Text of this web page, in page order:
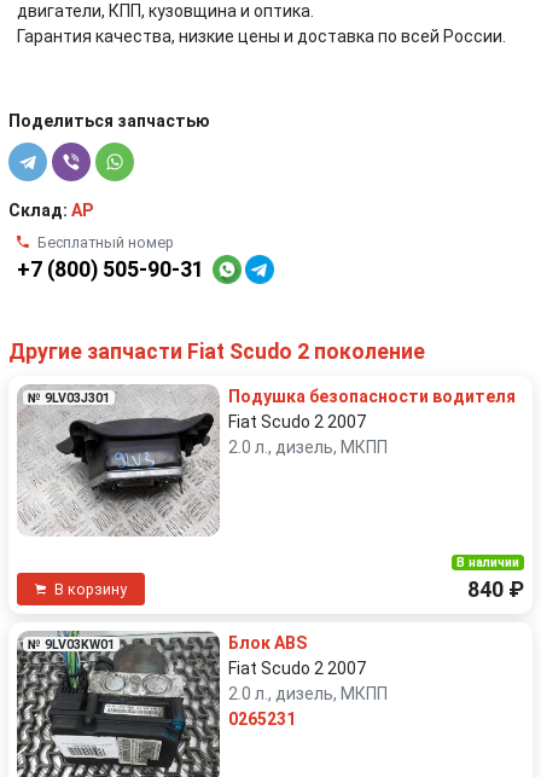
двигатели, КПП, кузовщина и оптика.
Гарантия качества, низкие цены и доставка по всей России.
Поделиться запчастью
Склад: AP
Бесплатный номер
+7 (800) 505-90-31
Другие запчасти Fiat Scudo 2 поколение
№ 9LV03J301
Подушка безопасности водителя
Fiat Scudo 2 2007
2.0 л., дизель, МКПП
В корзину
В наличии
840 ₽
№ 9LV03KW01
Блок ABS
Fiat Scudo 2 2007
2.0 л., дизель, МКПП
0265231